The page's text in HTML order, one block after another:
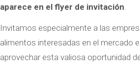
aparece en el flyer de invitación.
Invitamos especialmente a las
alimentos interesadas en el mercado
aprovechar esta valiosa oportunidad